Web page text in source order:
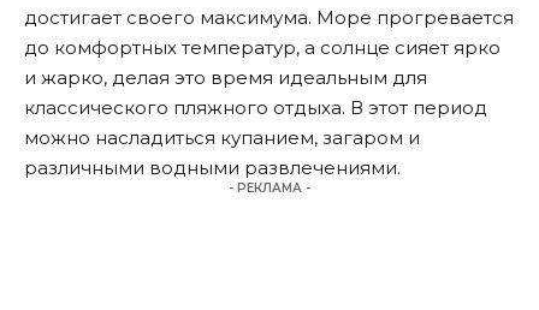
достигает своего максимума. Море прогревается
до комфортных температур, а солнце сияет ярко
и жарко, делая это время идеальным для
классического пляжного отдыха. В этот период
можно насладиться купанием, загаром и
различными водными развлечениями.
- РЕКЛАМА -